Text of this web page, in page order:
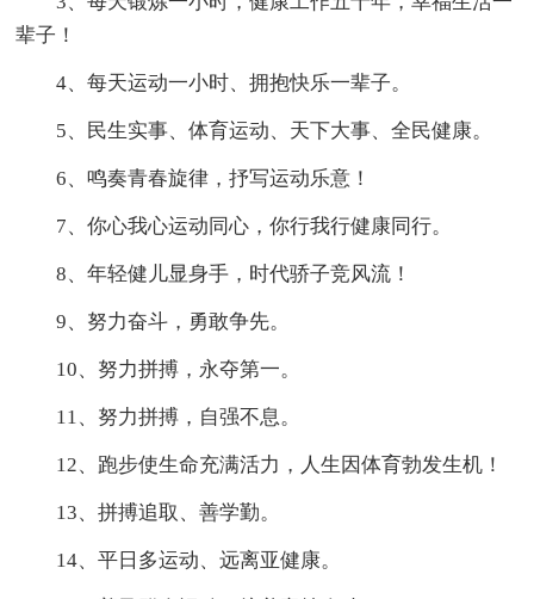
辈子！
4、每天运动一小时、拥抱快乐一辈子。
5、民生实事、体育运动、天下大事、全民健康。
6、鸣奏青春旋律，抒写运动乐意！
7、你心我心运动同心，你行我行健康同行。
8、年轻健儿显身手，时代骄子竞风流！
9、努力奋斗，勇敢争先。
10、努力拼搏，永夺第一。
11、努力拼搏，自强不息。
12、跑步使生命充满活力，人生因体育勃发生机！
13、拼搏追取、善学勤。
14、平日多运动、远离亚健康。